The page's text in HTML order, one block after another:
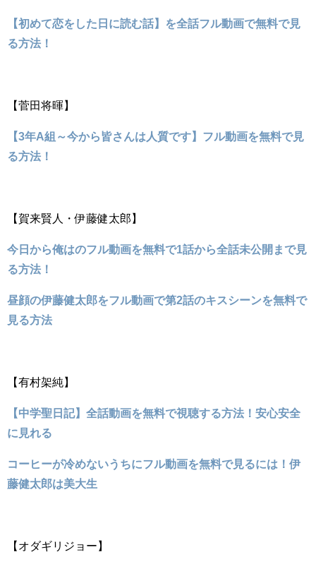
【初めて恋をした日に読む話】を全話フル動画で無料で見
る方法！
【菅田将暉】
【3年A組～今から皆さんは人質です】フル動画を無料で見
る方法！
【賀来賢人・伊藤健太郎】
今日から俺はのフル動画を無料で1話から全話未公開まで見
る方法！
昼顔の伊藤健太郎をフル動画で第2話のキスシーンを無料で
見る方法
【有村架純】
【中学聖日記】全話動画を無料で視聴する方法！安心安全
に見れる
コーヒーが冷めないうちにフル動画を無料で見るには！伊
藤健太郎は美大生
【オダギリジョー】